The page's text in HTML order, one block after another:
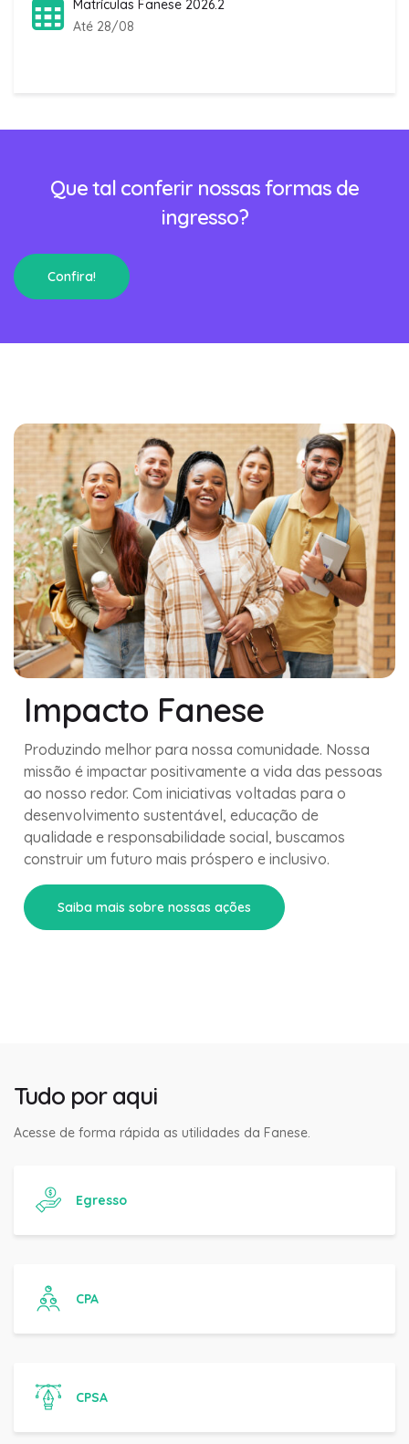
Matrículas Fanese 2026.2
Até 28/08
Que tal conferir nossas formas de
ingresso?
Confira!
Impacto Fanese
Produzindo melhor para nossa comunidade. Nossa
missão é impactar positivamente a vida das pessoas
ao nosso redor. Com iniciativas voltadas para o
desenvolvimento sustentável, educação de
qualidade e responsabilidade social, buscamos
construir um futuro mais próspero e inclusivo.
Saiba mais sobre nossas ações
Tudo por aqui
Acesse de forma rápida as utilidades da Fanese.
Egresso
CPA
CPSA